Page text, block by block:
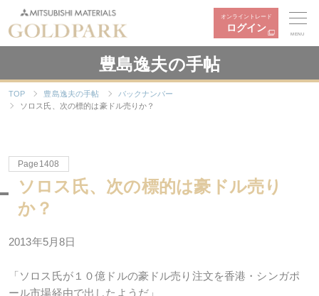
オンライントレード
ログイン
MENU
豊島逸夫の手帖
TOP 豊島逸夫の手帖
バックナンバー
ソロス氏、次の標的は豪ドル売りか？
Page1408
ソロス氏、次の標的は豪ドル売り
か？
2013年5月8日
「ソロス氏が１０億ドルの豪ドル売り注文を香港・シンガポ
ール市場経由で出したようだ」